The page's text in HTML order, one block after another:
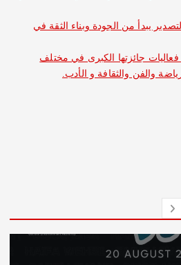
الجودة وبناء الثقة في
الكبرى في مختلف
و الأدب.